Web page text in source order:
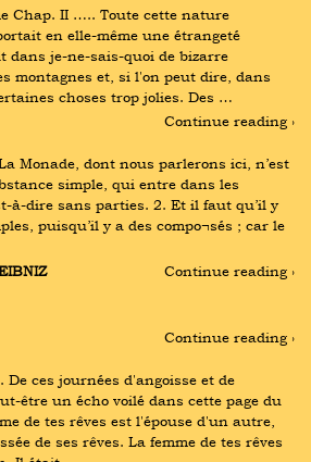
Chap. II ….. Toute cette nature
en elle-même une étrangeté
dans je-ne-sais-quoi de bizarre
montagnes et, si l'on peut dire, dans
choses trop jolies. Des …
Continue reading ›
Monade, dont nous parlerons ici, n’est
simple, qui entre dans les
à-dire sans parties. 2. Et il faut qu’il y
puisqu’il y a des compo¬sés ; car le
Continue reading ›
Continue reading ›
De ces journées d'angoisse et de
être un écho voilé dans cette page du
de tes rêves est l'épouse d'un autre,
de ses rêves. La femme de tes rêves